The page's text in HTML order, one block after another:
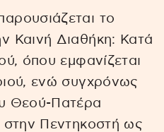
το
Καινή Διαθήκη: Κατά
όπου εμφανίζεται
ενώ συγχρόνως
Θεού-Πατέρα
Πεντηκοστή ως